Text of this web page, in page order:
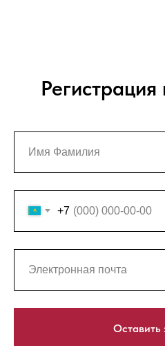
+7
Оставить